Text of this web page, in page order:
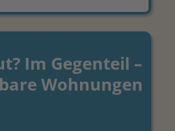
Im Gegenteil –
Wohnungen